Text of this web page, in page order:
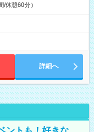
/休憩60分）
詳細へ